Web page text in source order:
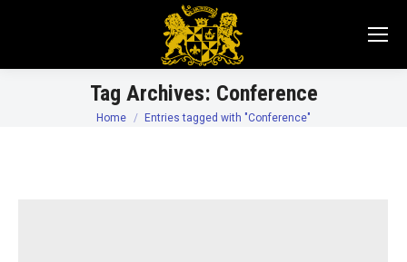
Tag Archives: Conference
You are here:
Home Entries tagged with "Conference"